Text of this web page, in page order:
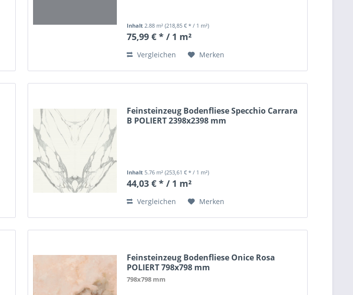
Inhalt2.88 m²(218,85 € * / 1 m²)
75,99 € * / 1 m²
Vergleichen Merken
Feinsteinzeug Bodenfliese Specchio Carrara
B POLIERT 2398x2398 mm
Inhalt5.76 m²(253,61 € * / 1 m²)
44,03 € * / 1 m²
Vergleichen Merken
Feinsteinzeug Bodenfliese Onice Rosa
POLIERT 798x798 mm
798x798 mm